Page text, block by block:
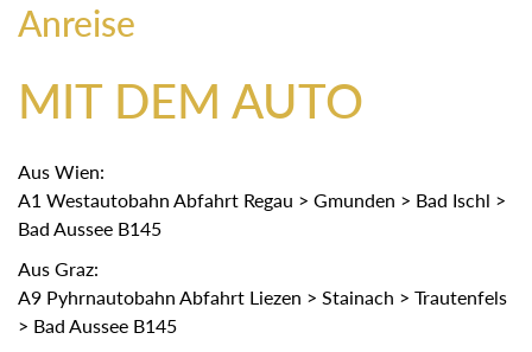
Anreise
MIT DEM AUTO
Aus Wien:
A1 Westautobahn Abfahrt Regau > Gmunden > Bad Ischl >
Bad Aussee B145
Aus Graz:
A9 Pyhrnautobahn Abfahrt Liezen > Stainach > Trautenfels
> Bad Aussee B145